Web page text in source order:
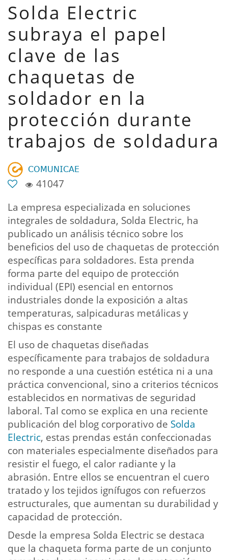
Solda Electric
subraya el papel
clave de las
chaquetas de
soldador en la
protección durante
trabajos de soldadura
𝖢𝖮𝖬𝖴𝖭𝖨𝖢𝖠𝖤
41047
La empresa especializada en soluciones
integrales de soldadura, Solda Electric, ha
publicado un análisis técnico sobre los
beneficios del uso de chaquetas de protección
específicas para soldadores. Esta prenda
forma parte del equipo de protección
individual (EPI) esencial en entornos
industriales donde la exposición a altas
temperaturas, salpicaduras metálicas y
chispas es constante
El uso de chaquetas diseñadas
específicamente para trabajos de soldadura
no responde a una cuestión estética ni a una
práctica convencional, sino a criterios técnicos
establecidos en normativas de seguridad
laboral. Tal como se explica en una reciente
publicación del blog corporativo de Solda
Electric, estas prendas están confeccionadas
con materiales especialmente diseñados para
resistir el fuego, el calor radiante y la
abrasión. Entre ellos se encuentran el cuero
tratado y los tejidos ignífugos con refuerzos
estructurales, que aumentan su durabilidad y
capacidad de protección.
Desde la empresa Solda Electric se destaca
que la chaqueta forma parte de un conjunto